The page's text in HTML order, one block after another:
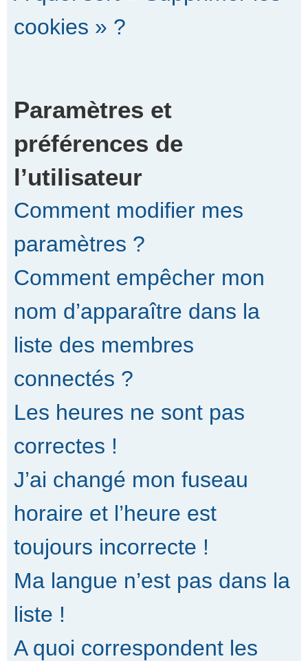
cookies » ?
Paramètres et
préférences de
l’utilisateur
Comment modifier mes
paramètres ?
Comment empêcher mon
nom d’apparaître dans la
liste des membres
connectés ?
Les heures ne sont pas
correctes !
J’ai changé mon fuseau
horaire et l’heure est
toujours incorrecte !
Ma langue n’est pas dans la
liste !
A quoi correspondent les